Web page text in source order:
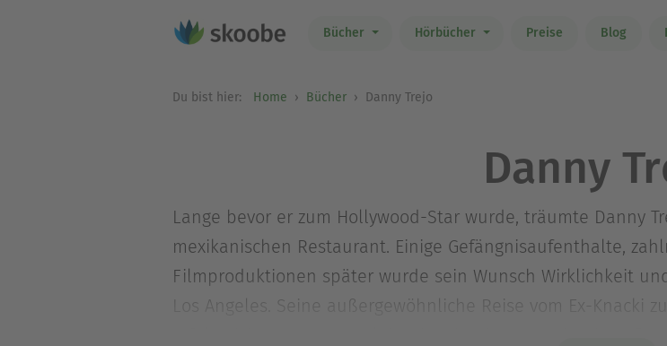
Bücher Hörbücher Preise Blog
Du bist hier: Home Bücher Danny Trejo
Danny
Lange bevor er zum Hollywood-Star wurde, träumte Danny
mexikanischen Restaurant. Einige Gefängnisaufenthalte,
Filmproduktionen später wurde sein Wunsch Wirklichkeit
Los Angeles. Seine außergewöhnliche Reise vom Ex-Knacki